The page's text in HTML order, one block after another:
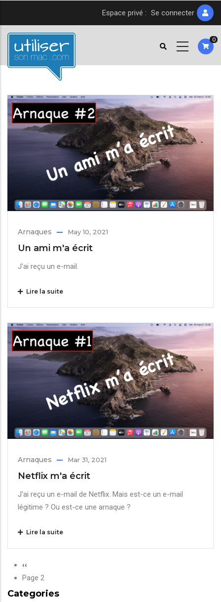
contenu
principal
Espace privé : Se connecter
0
Arnaques May 10, 2021
Un ami m'a écrit
J'ai reçu un e-mail.
Lire la suite
Arnaques Mar 31, 2021
Netflix m'a écrit
J'ai reçu un e-mail de Netflix. Mais est-ce un e-mail
légitime ? Ou est-ce une arnaque ?
Lire la suite
Pagination
Page
précédente
‹‹
Page 2
Categories